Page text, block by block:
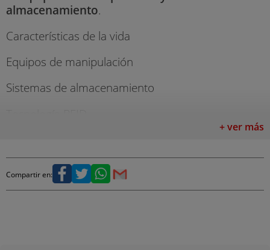
almacenamiento.
Características de la vida
Equipos de manipulación
Sistemas de almacenamiento
Recepción de la mercancía.
Documentación
+ ver más
Compartir en: